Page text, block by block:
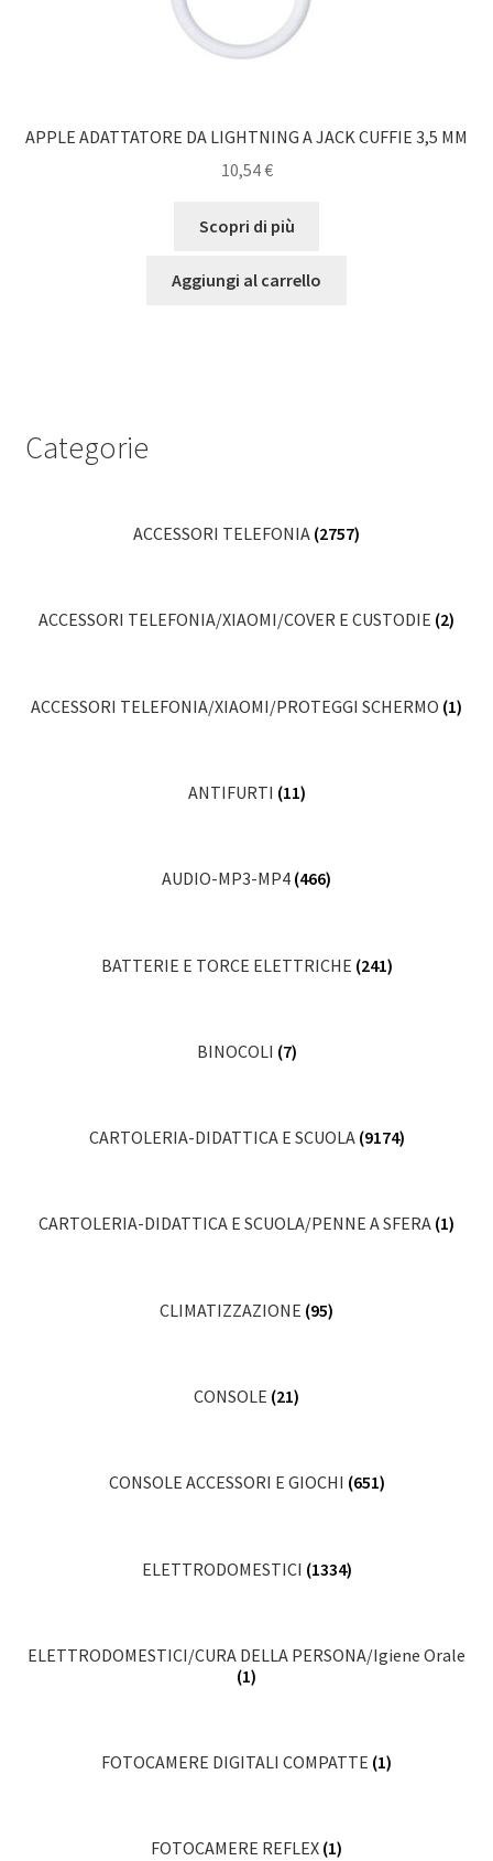
APPLE ADATTATORE DA LIGHTNING A JACK CUFFIE 3,5 MM
10,54€
Scopri di più
Aggiungi al carrello
Categorie
ACCESSORI TELEFONIA (2757)
ACCESSORI TELEFONIA/XIAOMI/COVER E CUSTODIE (2)
ACCESSORI TELEFONIA/XIAOMI/PROTEGGI SCHERMO (1)
ANTIFURTI (11)
AUDIO-MP3-MP4 (466)
BATTERIE E TORCE ELETTRICHE (241)
BINOCOLI (7)
CARTOLERIA-DIDATTICA E SCUOLA (9174)
CARTOLERIA-DIDATTICA E SCUOLA/PENNE A SFERA (1)
CLIMATIZZAZIONE (95)
CONSOLE (21)
CONSOLE ACCESSORI E GIOCHI (651)
ELETTRODOMESTICI (1334)
ELETTRODOMESTICI/CURA DELLA PERSONA/Igiene Orale
(1)
FOTOCAMERE DIGITALI COMPATTE (1)
FOTOCAMERE REFLEX (1)